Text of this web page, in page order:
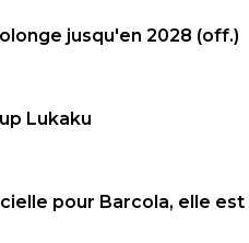
jusqu'en 2028 (off.)
Lukaku
pour Barcola, elle est